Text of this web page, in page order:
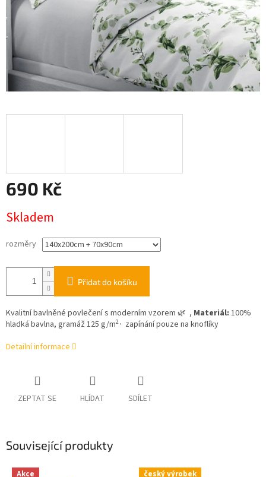
690 Kč
cena:
Skladem
rozměry
Přidat do košíku
Kvalitní bavlněné povlečení s moderním vzorem 🌿 , Materiál: 100%
hladká bavlna, gramáž 125 g/m2 , zapínání pouze na knoflíky
Detailní informace
ZEPTAT SE HLÍDAT SDÍLET
Související produkty
Akce
český výrobek